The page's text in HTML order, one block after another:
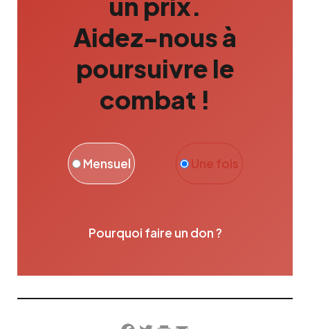
Aidez-nous à
poursuivre le
combat !
Une fois
Mensuel
Pourquoi faire un don ?